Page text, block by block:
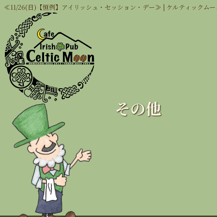
≪11/26(日)【恒例】アイリッシュ・セッション・デー≫ | ケルティックムー
その他